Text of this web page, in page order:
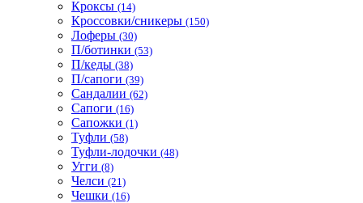
Кроксы (14)
Кроссовки/сникеры (150)
Лоферы (30)
П/ботинки (53)
П/кеды (38)
П/сапоги (39)
Сандалии (62)
Сапоги (16)
Сапожки (1)
Туфли (58)
Туфли-лодочки (48)
Угги (8)
Челси (21)
Чешки (16)